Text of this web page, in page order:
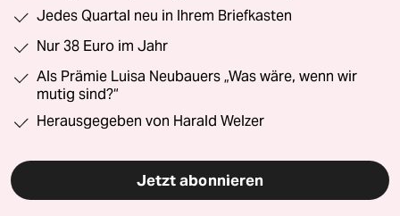
Jedes Quartal neu in Ihrem Briefkasten
Nur 38 Euro im Jahr
Als Prämie Luisa Neubauers „Was wäre, wenn wir
mutig sind?“
Herausgegeben von Harald Welzer
Jetzt abonnieren